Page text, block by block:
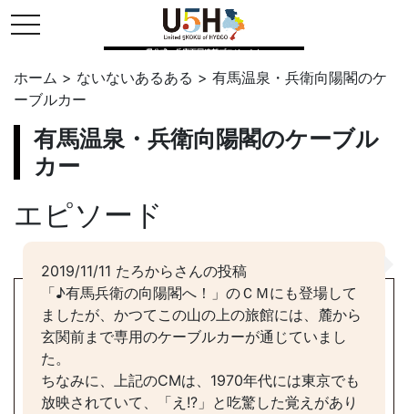
toggle navigation
県公式・兵庫五国連邦プロジェクト
ホーム > ないないあるある > 有馬温泉・兵衛向陽閣のケ
ーブルカー
有馬温泉・兵衛向陽閣のケーブル
カー
エピソード
2019/11/11 たろからさんの投稿
「♪有馬兵衛の向陽閣へ！」のＣＭにも登場して
ましたが、かつてこの山の上の旅館には、麓から
玄関前まで専用のケーブルカーが通じていまし
た。
ちなみに、上記のCMは、1970年代には東京でも
放映されていて、「え!?」と吃驚した覚えがあり